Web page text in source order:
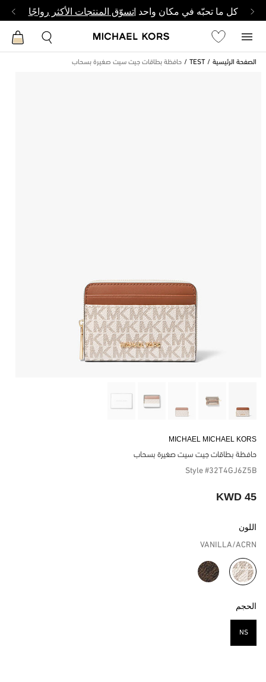
كل ما تحبّه في مكان واحد |تسوّق المنتجات الأكثر رواجًا
الصفحة الرئيسية TEST حافظة بطاقات جيت سيت صغيرة بسحاب
MICHAEL MICHAEL KORS
حافظة بطاقات جيت سيت صغيرة بسحاب
Style #32T4GJ6Z5B
45 KWD
اللون
VANILLA/ACRN
مختار
الحجم
NS